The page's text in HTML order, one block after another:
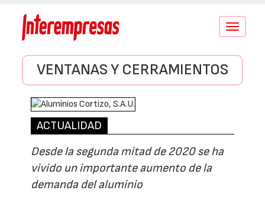
Conmutar
VENTANAS Y CERRAMIENTOS
ACTUALIDAD
Desde la segunda mitad de 2020 se ha
vivido un importante aumento de la
demanda del aluminio